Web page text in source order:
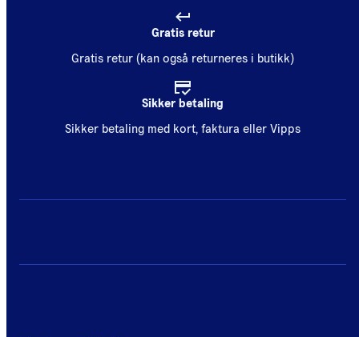
Gratis retur
Gratis retur (kan også returneres i butikk)
Sikker betaling
Sikker betaling med kort, faktura eller Vipps